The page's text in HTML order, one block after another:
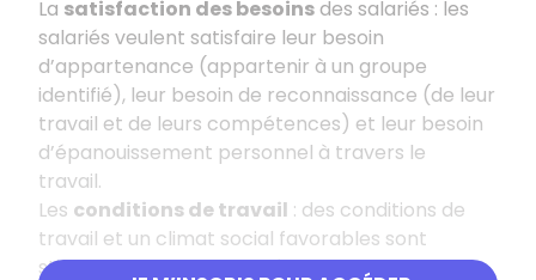
La satisfaction des besoinsdes salariés : les
salariés veulent satisfaire leur besoin
d’appartenance (appartenir à un groupe
identifié), leur besoin de reconnaissance (de leur
travail et de leurs compétences) et leur besoin
d’épanouissement personnel à travers le
travail.
Les conditions de travail : des conditions de
travail et un climat social favorables sont
stimulants pour les salariés.